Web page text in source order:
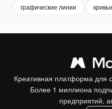
графические линии
Креативная платформа для
Более 1 миллиона
предприятий,